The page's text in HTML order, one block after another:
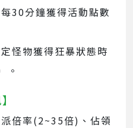
30分鐘獲得活動點數
怪物獲得狂暴狀態時
。
倍率(2~35倍)、佔領